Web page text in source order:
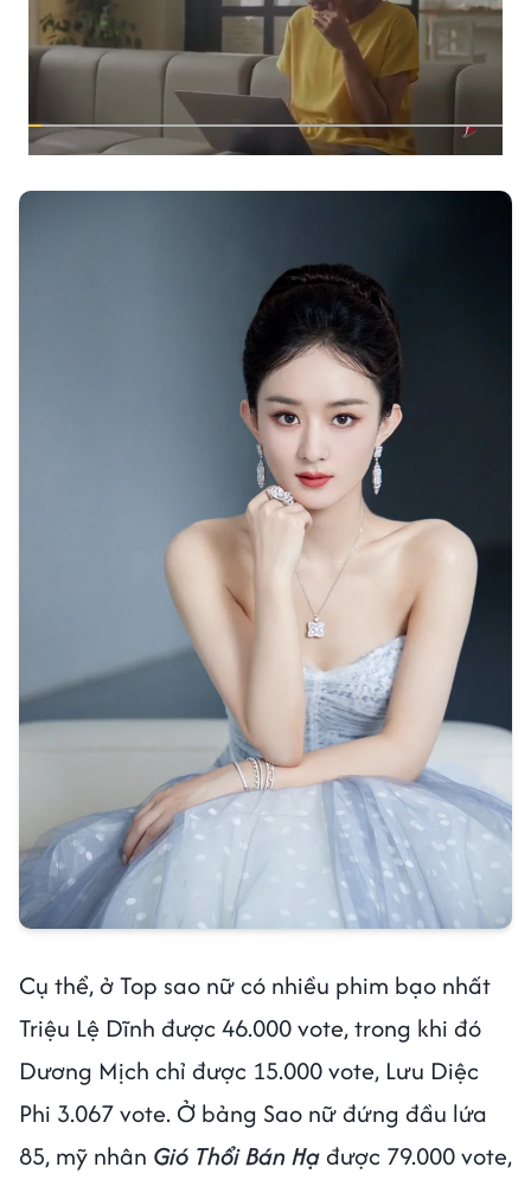
Cụ thể, ở Top sao nữ có nhiều phim bạo nhất
Triệu Lệ Dĩnh được 46.000 vote, trong khi đó
Dương Mịch chỉ được 15.000 vote, Lưu Diệc
Phi 3.067 vote. Ở bảng Sao nữ đứng đầu lứa
85, mỹ nhân Gió Thổi Bán Hạđược 79.000 vote,